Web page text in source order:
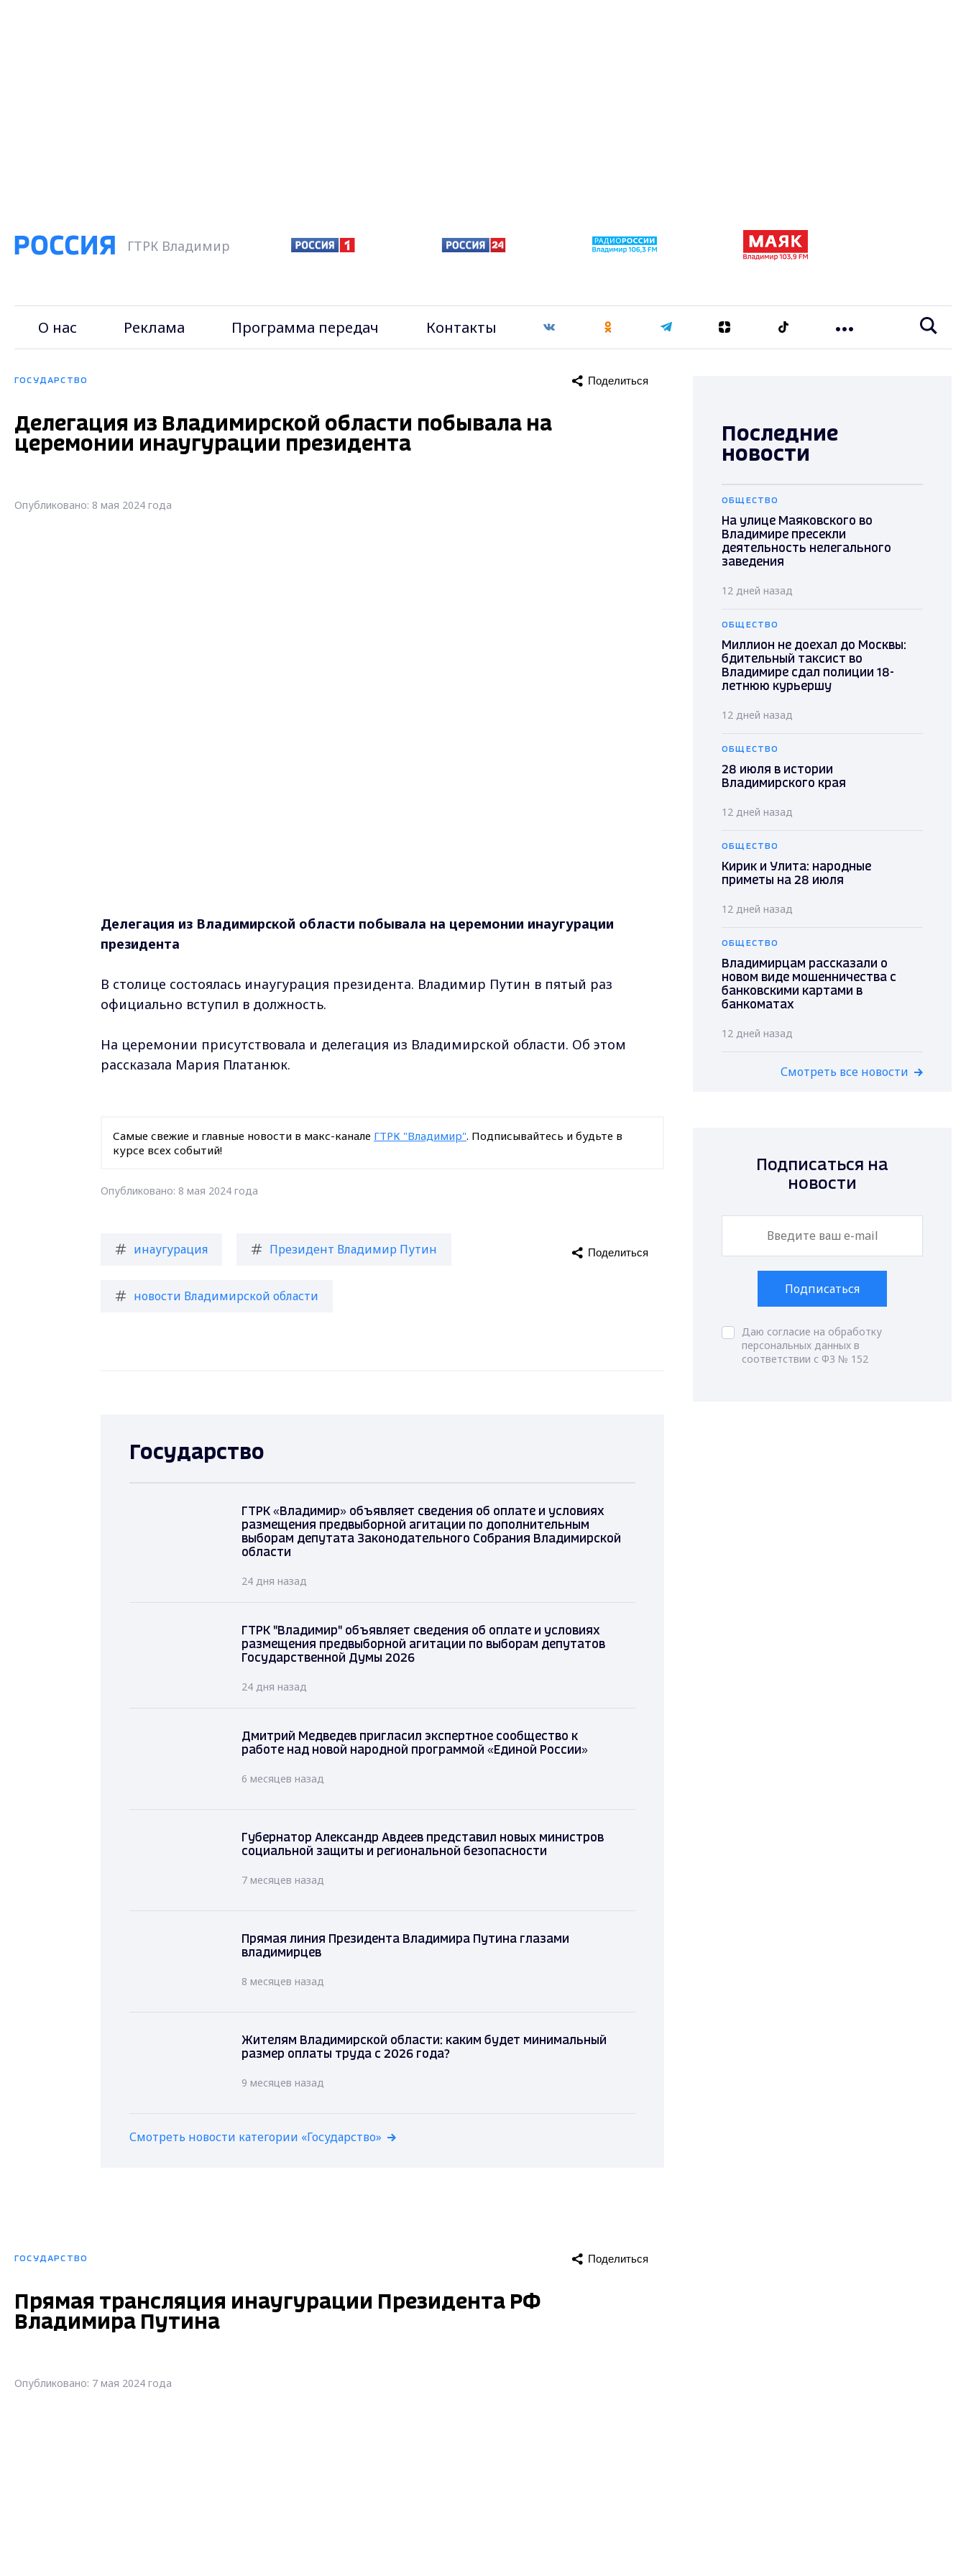
ГТРК Владимир
О нас Реклама Программа передач Контакты
ГОСУДАРСТВО Поделиться
Делегация из Владимирской области побывала на
церемонии инаугурации президента
Опубликовано: 8 мая 2024 года
Делегация из Владимирской области побывала на церемонии инаугурации
президента
В столице состоялась инаугурация президента. Владимир Путин в пятый раз
официально вступил в должность.
На церемонии присутствовала и делегация из Владимирской области. Об этом
рассказала Мария Платанюк.
Самые свежие и главные новости в макс-канале ГТРК "Владимир". Подписывайтесь и будьте в
курсе всех событий!
Опубликовано: 8 мая 2024 года
инаугурация Президент Владимир Путин
новости Владимирской области
Поделиться
Государство
ГТРК «Владимир» объявляет сведения об оплате и условиях
размещения предвыборной агитации по дополнительным
выборам депутата Законодательного Собрания Владимирской
области
24 дня назад
ГТРК "Владимир" объявляет сведения об оплате и условиях
размещения предвыборной агитации по выборам депутатов
Государственной Думы 2026
24 дня назад
Дмитрий Медведев пригласил экспертное сообщество к
работе над новой народной программой «Единой России»
6 месяцев назад
Губернатор Александр Авдеев представил новых министров
социальной защиты и региональной безопасности
7 месяцев назад
Прямая линия Президента Владимира Путина глазами
владимирцев
8 месяцев назад
Жителям Владимирской области: каким будет минимальный
размер оплаты труда с 2026 года?
9 месяцев назад
Смотреть новости категории «Государство»
ГОСУДАРСТВО Поделиться
Прямая трансляция инаугурации Президента РФ
Владимира Путина
Опубликовано: 7 мая 2024 года
Последние
новости
ОБЩЕСТВО
На улице Маяковского во
Владимире пресекли
деятельность нелегального
заведения
12 дней назад
ОБЩЕСТВО
Миллион не доехал до Москвы:
бдительный таксист во
Владимире сдал полиции 18-
летнюю курьершу
12 дней назад
ОБЩЕСТВО
28 июля в истории
Владимирского края
12 дней назад
ОБЩЕСТВО
Кирик и Улита: народные
приметы на 28 июля
12 дней назад
ОБЩЕСТВО
Владимирцам рассказали о
новом виде мошенничества с
банковскими картами в
банкоматах
12 дней назад
Смотреть все новости
Подписаться на
новости
Подписаться
Даю согласие на обработку
персональных данных в
соответствии с ФЗ № 152